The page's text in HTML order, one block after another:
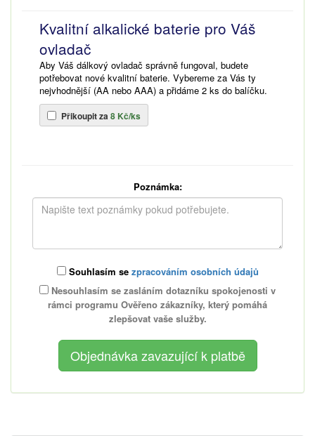
Kvalitní alkalické baterie pro Váš
ovladač
Aby Váš dálkový ovladač správně fungoval, budete
potřebovat nové kvalitní baterie. Vybereme za Vás ty
nejvhodnější (AA nebo AAA) a přidáme 2 ks do balíčku.
Přikoupit za 8 Kč/ks
Poznámka:
Souhlasím se zpracováním osobních údajů
Nesouhlasím se zasláním dotazníku spokojenosti v
rámci programu Ověřeno zákazníky, který pomáhá
zlepšovat vaše služby.